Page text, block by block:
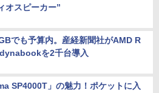
オスピーカー”
でも予算内。産経新聞社がAMD R
を2千台導入
SP4000T」の魅力！ポケットに入